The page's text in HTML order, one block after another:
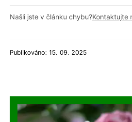
Našli jste v článku chybu?Kontaktujte
Publikováno: 15. 09. 2025